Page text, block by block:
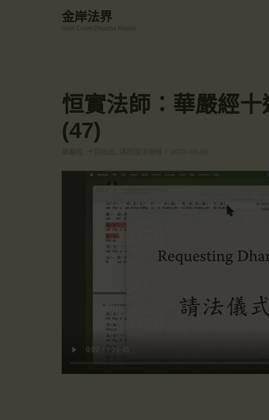
金岸法界
Gold Coast Dharma Realm
宣化
聯繫
登录
恒實法師：華嚴經
(47)